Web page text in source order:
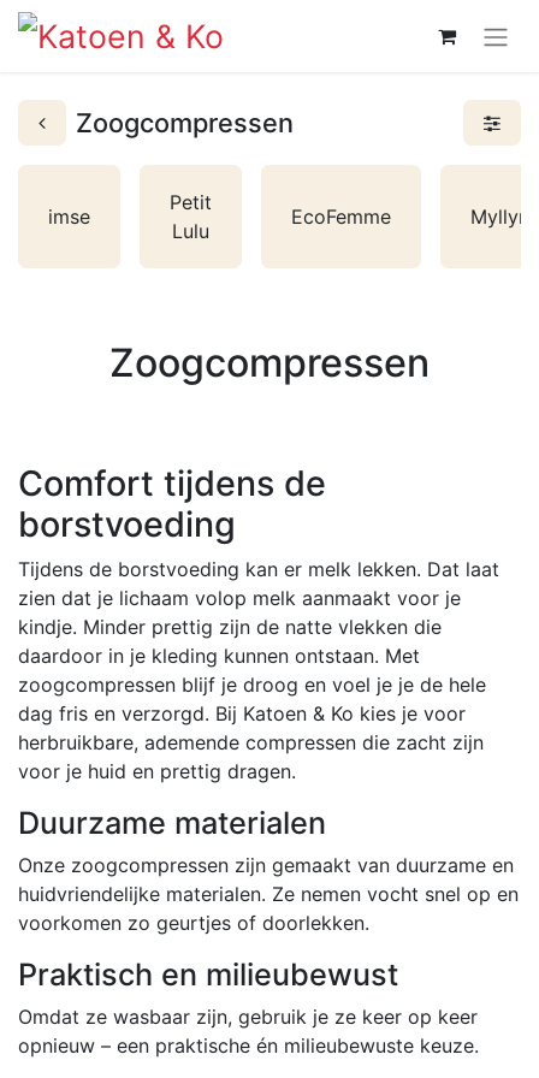
Zoogcompressen
imse
Petit
Lulu
EcoFemme
Zoogcompressen
Comfort tijdens de
borstvoeding
Tijdens de borstvoeding kan er melk lekken. Dat laat
zien dat je lichaam volop melk aanmaakt voor je
kindje. Minder prettig zijn de natte vlekken die
daardoor in je kleding kunnen ontstaan. Met
zoogcompressen blijf je droog en voel je je de hele
dag fris en verzorgd. Bij Katoen & Ko kies je voor
herbruikbare, ademende compressen die zacht zijn
voor je huid en prettig dragen.
Duurzame materialen
Onze zoogcompressen zijn gemaakt van duurzame en
huidvriendelijke materialen. Ze nemen vocht snel op en
voorkomen zo geurtjes of doorlekken.
Praktisch en milieubewust
Omdat ze wasbaar zijn, gebruik je ze keer op keer
opnieuw – een praktische én milieubewuste keuze.